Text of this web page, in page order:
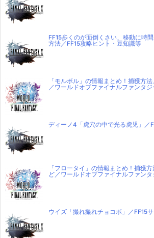
FF15歩くのが面倒くさい、移動に時
方法／FF15攻略ヒント・豆知識等
「モルボル」の情報まとめ！捕獲方
／ワールドオブファイナルファンタジ
ディーノ4「虎穴の中で光る虎児」／
「フロータイ」の情報まとめ！捕獲
ど／ワールドオブファイナルファンタ
ウイズ「撮れ撮れチョコボ」／FF15